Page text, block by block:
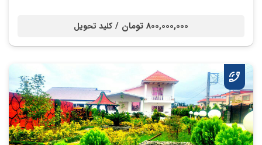
800,000,000 تومان / کلید تحویل